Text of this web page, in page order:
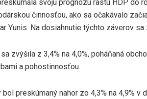
svoju prognózu rastu HDP do
činnosťou, ako sa očakávalo
Yunis. Na dosiahnutie týchto záverov
zvýšila z 3,4% na 4,0%, poháňaná
a pohostinnosťou.
preskúmaný nahor zo 4,3% na 4,9% v